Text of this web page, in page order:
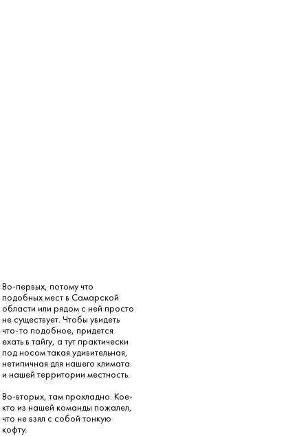
Во-первых, потому что
подобных мест в Самарской
области или рядом с ней просто
не существует. Чтобы увидеть
что-то подобное, придется
ехать в тайгу, а тут практически
под носом такая удивительная,
нетипичная для нашего климата
и нашей территории местность.
Во-вторых, там прохладно. Кое-
кто из нашей команды пожалел,
что не взял с собой тонкую
кофту.